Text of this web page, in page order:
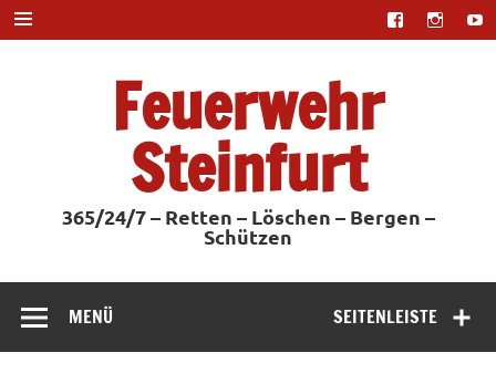
Zum
Inhalt
springen
Feuerwehr
Steinfurt
365/24/7 – Retten – Löschen – Bergen –
Schützen
SEITENLEISTE
MENÜ